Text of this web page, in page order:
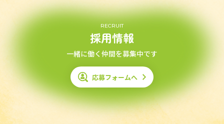
RECRUIT
採用情報
一緒に働く仲間を募集中です
応募フォームへ